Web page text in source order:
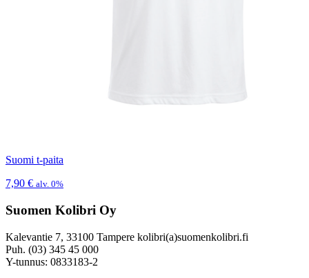
Suomi t-paita
7,90 € alv. 0%
Suomen Kolibri Oy
Kalevantie 7, 33100 Tampere kolibri(a)suomenkolibri.fi
Puh. (03) 345 45 000
Y-tunnus: 0833183-2